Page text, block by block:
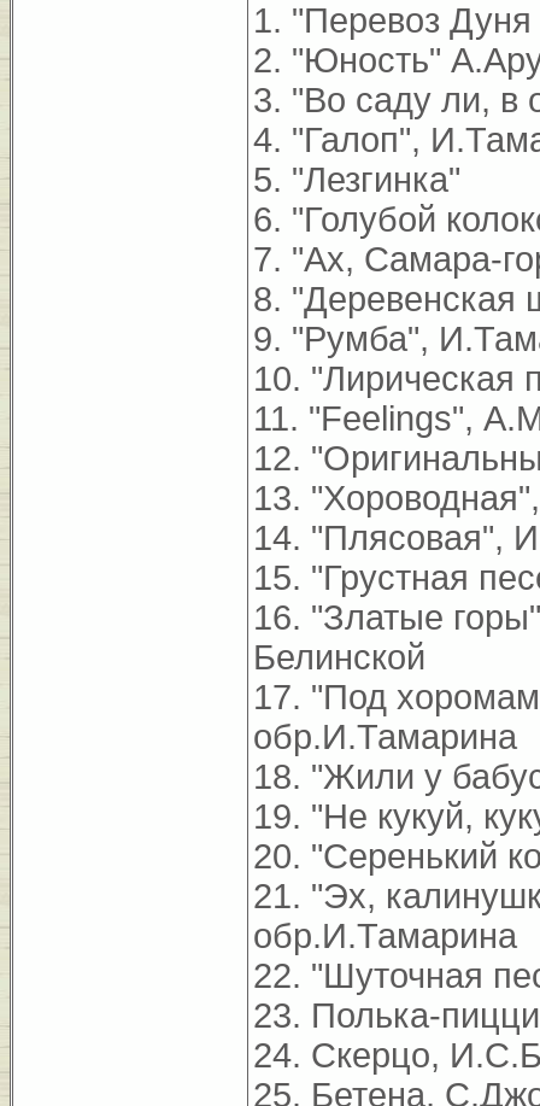
1. "Перевоз
2. "Юность"
3. "Во саду ли, в
4. "Галоп",
5. "Лезгинка"
6. "Голубой
7. "Ах, Самара-
8. "Деревенская
9. "Румба",
10.
11. "Feelings",
12.
13.
14. "Плясовая",
15. "Грустная
16. "Златые
Белинской
17. "Под
обр.И.Тамарина
18. "Жили у
19. "Не кукуй,
20. "Серенький
21. "Эх,
обр.И.Тамарина
22. "Шуточная
23. Полька-
24. Скерцо,
25. Бетена,